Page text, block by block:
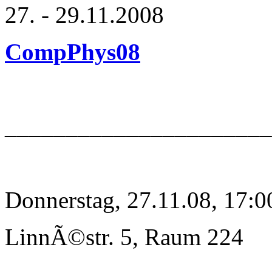
27. - 29.11.2008
CompPhys08
Donnerstag, 27.11.08,
LinnÃ©str. 5, Raum 224